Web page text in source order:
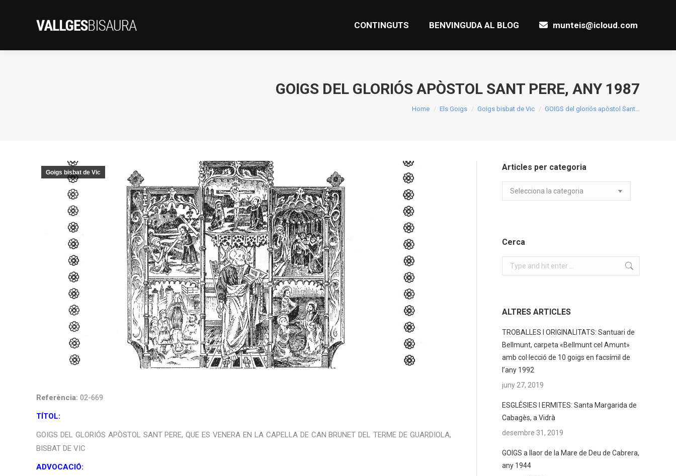
CONTINGUTS BENVINGUDA AL BLOG munteis@icloud.com
GOIGS DEL GLORIÓS APÒSTOL SANT PERE, ANY 1987
You are here:
Home Els Goigs Goigs bisbat de Vic GOIGS del gloriós apòstol Sant…
Goigs bisbat de Vic
Referència: 02-669
TÍTOL:
GOIGS DEL GLORIÓS APÒSTOL SANT PERE, QUE ES VENERA EN LA CAPELLA DE CAN BRUNET DEL TERME DE GUARDIOLA,
BISBAT DE VIC
ADVOCACIÓ:
Articles per categoria
Articles
per
Cerca
Search:
ALTRES ARTICLES
TROBALLES I ORIGINALITATS: Santuari de
Bellmunt, carpeta «Bellmunt cel Amunt»
amb col·lecció de 10 goigs en facsímil de
l’any 1992
juny 27, 2019
ESGLÉSIES I ERMITES: Santa Margarida de
Cabagès, a Vidrà
desembre 31, 2019
GOIGS a llaor de la Mare de Deu de Cabrera,
any 1944